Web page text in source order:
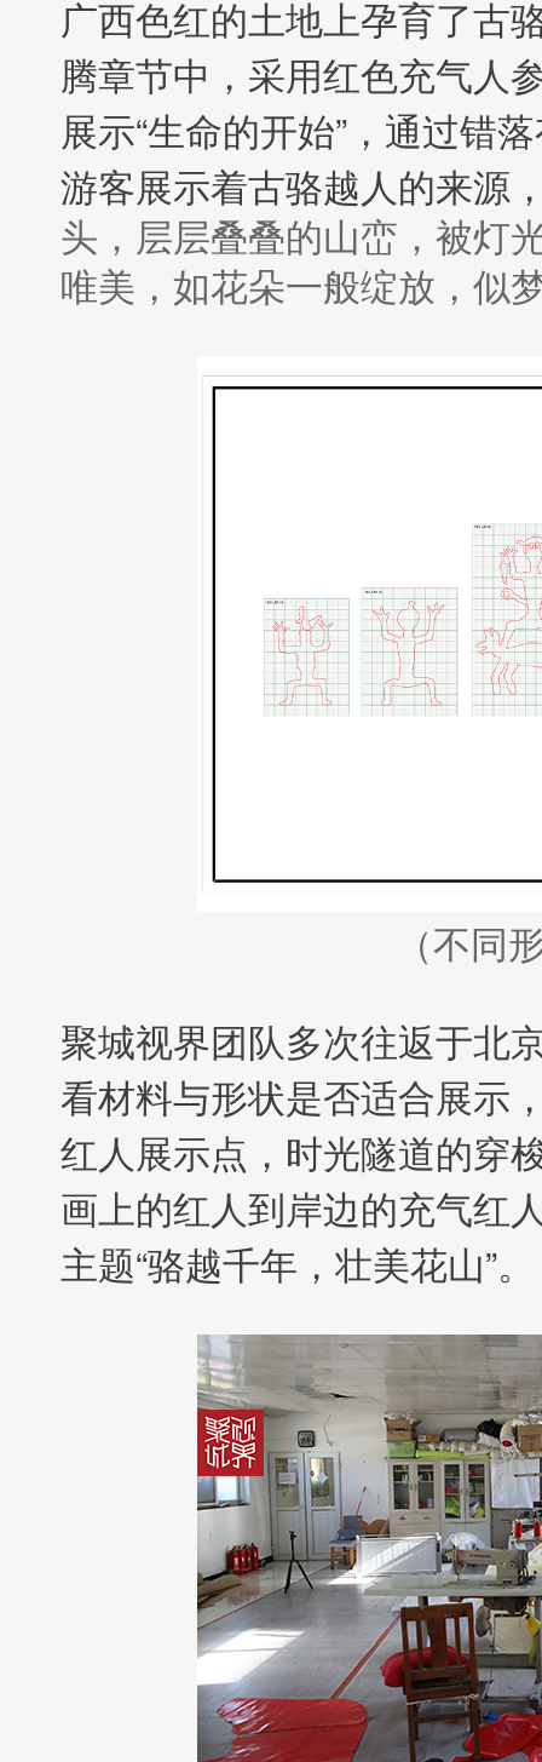
广西色红的土地上孕育了古
腾章节中，采用红色充气人
展示“生命的开始”，通过错
游客展示着古骆越人的来源
头，层层叠叠的山峦，被灯
唯美，如花朵一般绽放，似
（不同
聚城视界团队多次往返于北
看材料与形状是否适合展示
红人展示点，时光隧道的穿
画上的红人到岸边的充气红
主题“骆越千年，壮美花山”。